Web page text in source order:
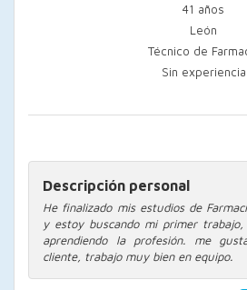
41 años
León
Técnico de
Sin experiencia
Descripción personal
He finalizado mis estudios de
y estoy buscando mi primer
aprendiendo la profesión. me
cliente, trabajo muy bien en equipo.